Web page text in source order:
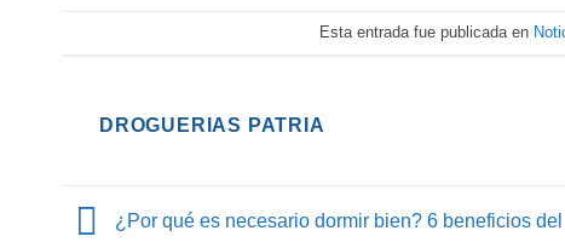
Esta entrada fue publicada en
DROGUERIAS PATRIA
¿Por qué es necesario dormir bien? 6 beneficios del